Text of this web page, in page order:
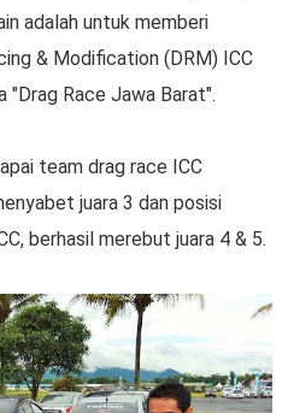
adalah untuk memberi
& Modification (DRM) ICC
"Drag Race Jawa Barat".
team drag race ICC
juara 3 dan posisi
berhasil merebut juara 4 & 5.